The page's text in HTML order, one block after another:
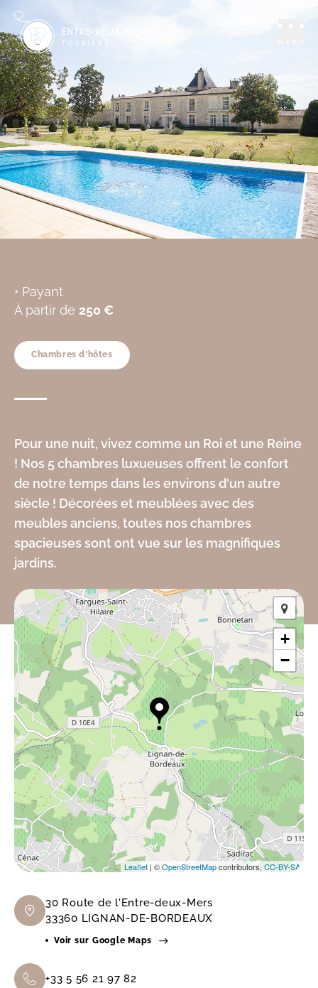
Château de La
Ligne
LIGNAN-DE-BORDEAUX
Ajouter aux favoris
• Payant
À partir de 250 €
Chambres d'hôtes
Pour une nuit, vivez comme un Roi et une Reine
! Nos 5 chambres luxueuses offrent le confort
de notre temps dans les environs d'un autre
siècle ! Décorées et meublées avec des
meubles anciens, toutes nos chambres
spacieuses sont ont vue sur les magnifiques
jardins.
+
−
Leaflet | ©OpenStreetMapcontributors, CC-BY-SA
30 Route de l'Entre-deux-Mers
33360 LIGNAN-DE-BORDEAUX
Voir sur Google Maps
+33 5 56 21 97 82